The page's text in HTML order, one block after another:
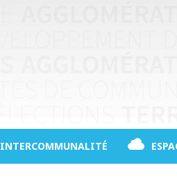
INTERCOMMUNALITÉ